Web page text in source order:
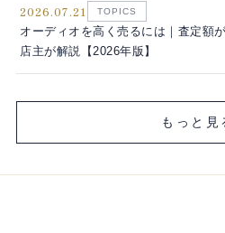
2026.07.21 TOPICS
オーディオを高く売るには｜査定額
店主が解説【2026年版】
もっと見